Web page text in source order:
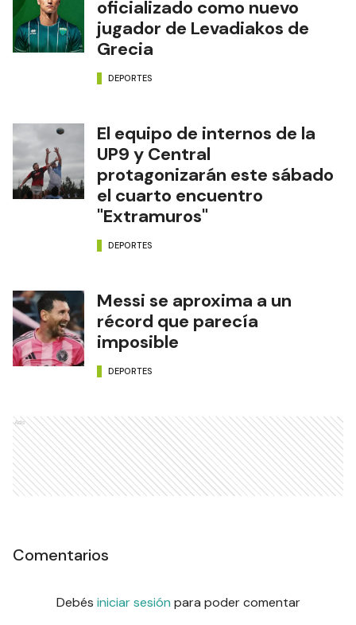
oficializado como nuevo
jugador de Levadiakos de
Grecia
DEPORTES
El equipo de internos de la
UP9 y Central
protagonizarán este sábado
el cuarto encuentro
"Extramuros"
DEPORTES
Messi se aproxima a un
récord que parecía
imposible
DEPORTES
Ads
Comentarios
Debés iniciar sesión para poder comentar